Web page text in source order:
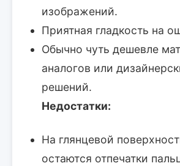
изображений.
Приятная гладкость на
Обычно чуть дешевле
аналогов или
решений.
Недостатки:
На глянцевой
остаются отпечатки